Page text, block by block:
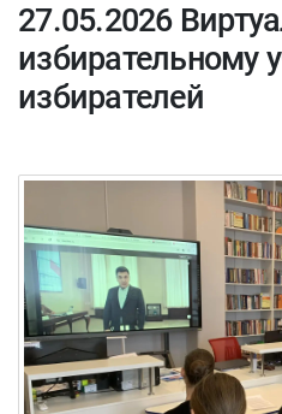
27.05.2026
избирательному
избирателей